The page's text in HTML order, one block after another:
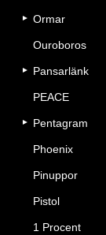
Ormar
Ouroboros
Pansarlänk
PEACE
Pentagram
Phoenix
Pinuppor
Pistol
1 Procent